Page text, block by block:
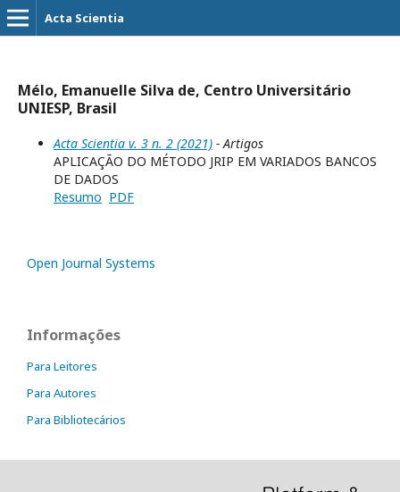
Acta Scientia
Mélo, Emanuelle Silva de, Centro Universitário
UNIESP, Brasil
Acta Scientia v. 3 n. 2 (2021) - Artigos
APLICAÇÃO DO MÉTODO JRIP EM VARIADOS BANCOS
DE DADOS
Resumo PDF
Open Journal Systems
Informações
Para Leitores
Para Autores
Para Bibliotecários